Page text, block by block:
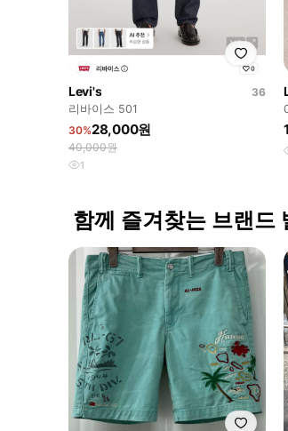
Levi's
36
리바이스 501
30%28,000원
40,000원
1
함께 즐겨찾는 브랜드